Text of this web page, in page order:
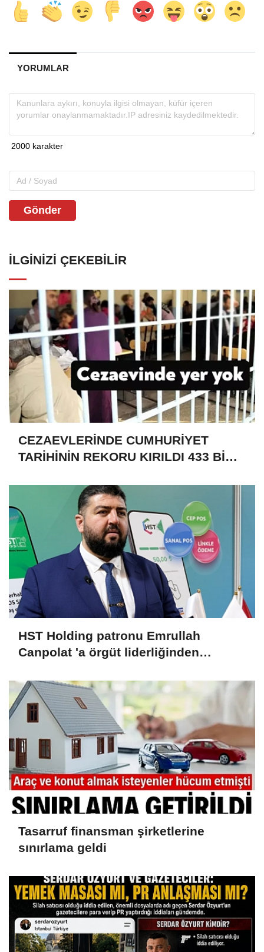
YORUMLAR
Gönder
İLGINIZI ÇEKEBILIR
CEZAEVLERİNDE CUMHURİYET
TARİHİNİN REKORU KIRILDI 433 BİN
HST Holding patronu Emrullah
Canpolat 'a örgüt liderliğinden
malvarlığına el konuldu
Tasarruf finansman şirketlerine
sınırlama geldi